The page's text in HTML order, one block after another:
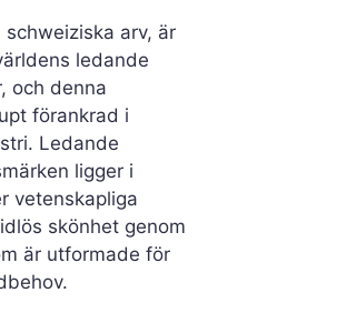
arv, är
ledande
och denna
förankrad i
Ledande
ligger i
vetenskapliga
skönhet genom
är utformade för